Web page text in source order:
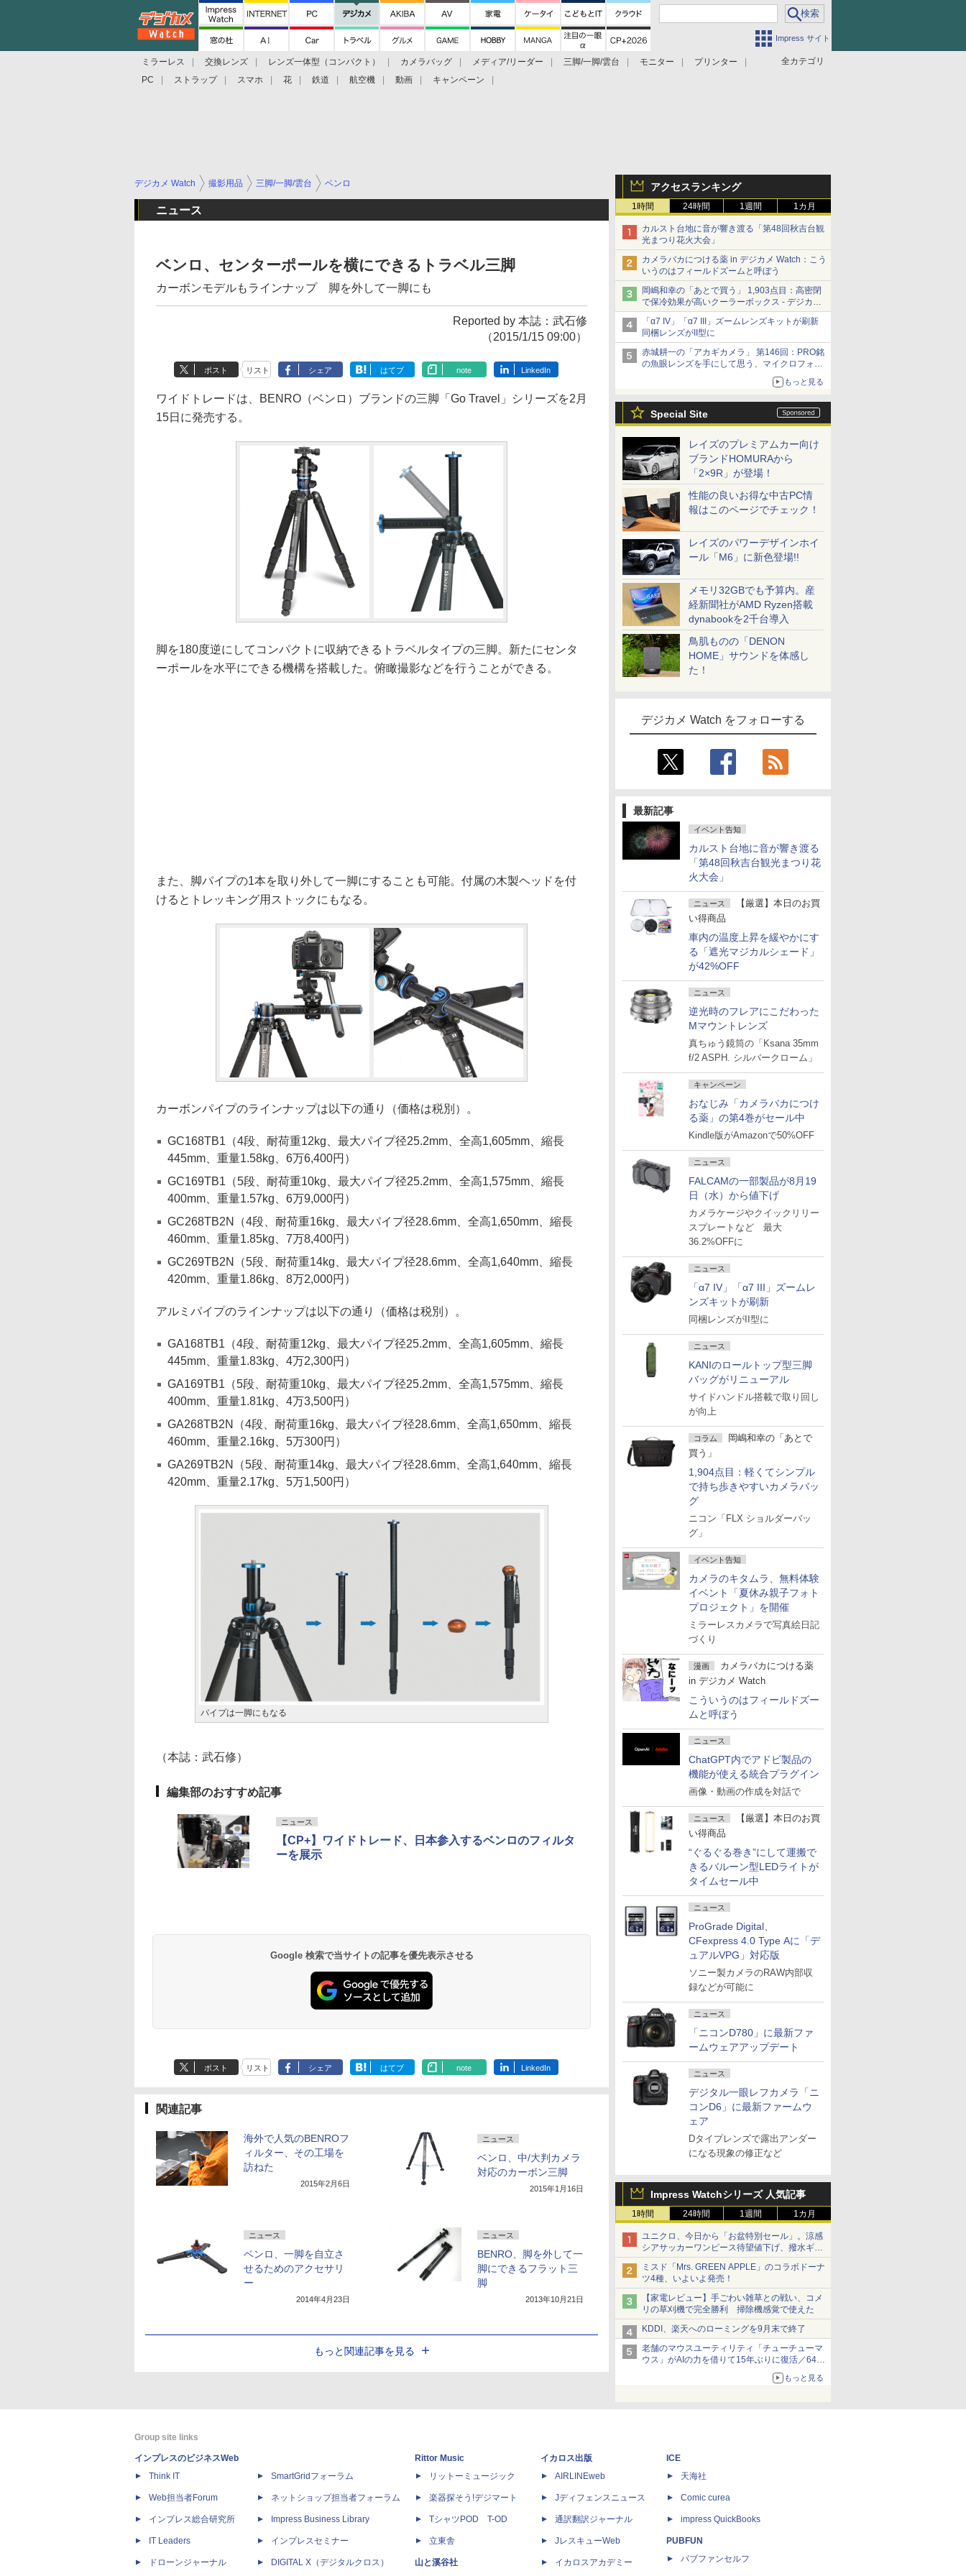
Impress サイト
全カテゴリ
ミラーレス 交換レンズ レンズ一体型（コンパクト） カメラバッグ メディア/リーダー 三脚/一脚/雲台 モニター
プリンター
PC
ストラップ スマホ 花 鉄道 航空機 動画 キャンペーン
アクセスランキング
1時間 24時間 1週間 1カ月
カルスト台地に音が響き渡る「第48回秋吉台観
光まつり花火大会」
カメラバカにつける薬 in デジカメ Watch：こう
いうのはフィールドズームと呼ぼう
岡嶋和幸の「あとで買う」 1,903点目：高密閉
で保冷効果が高いクーラーボックス - デジカメ
Watch
「α7 IV」「α7 III」ズームレンズキットが刷新
同梱レンズがII型に
赤城耕一の「アカギカメラ」 第146回：PRO銘
の魚眼レンズを手にして思う、マイクロフォー
もっと見る
Special Site
レイズのプレミアムカー向け
ブランドHOMURAから
「2×9R」が登場！
性能の良いお得な中古PC情
報はこのページでチェック！
レイズのパワーデザインホイ
ール「M6」に新色登場!!
メモリ32GBでも予算内。産
経新聞社がAMD Ryzen搭載
dynabookを2千台導入
鳥肌ものの「DENON
HOME」サウンドを体感し
た！
デジカメ Watch をフォローする
最新記事
イベント告知
カルスト台地に音が響き渡る
「第48回秋吉台観光まつり花
火大会」
ニュース
【厳選】本日のお買
い得商品
車内の温度上昇を緩やかにす
る「遮光マジカルシェード」
が42%OFF
ニュース
逆光時のフレアにこだわった
Mマウントレンズ
真ちゅう鏡筒の「Ksana 35mm
f/2 ASPH. シルバークローム」
キャンペーン
おなじみ「カメラバカにつけ
る薬」の第4巻がセール中
Kindle版がAmazonで50%OFF
ニュース
FALCAMの一部製品が8月19
日（水）から値下げ
カメラケージやクイックリリー
スプレートなど 最大
36.2%OFFに
ニュース
「α7 IV」「α7 III」ズームレ
ンズキットが刷新
同梱レンズがII型に
ニュース
KANIのロールトップ型三脚
バッグがリニューアル
サイドハンドル搭載で取り回し
が向上
コラム
岡嶋和幸の「あとで
買う」
1,904点目：軽くてシンプル
で持ち歩きやすいカメラバッ
グ
ニコン「FLX ショルダーバッ
グ」
イベント告知
カメラのキタムラ、無料体験
イベント「夏休み親子フォト
プロジェクト」を開催
ミラーレスカメラで写真絵日記
づくり
漫画
カメラバカにつける薬
in デジカメ Watch
こういうのはフィールドズー
ムと呼ぼう
ニュース
ChatGPT内でアドビ製品の
機能が使える統合プラグイン
画像・動画の作成を対話で
ニュース
【厳選】本日のお買
い得商品
“ぐるぐる巻き”にして運搬で
きるバルーン型LEDライトが
タイムセール中
ニュース
ProGrade Digital、
CFexpress 4.0 Type Aに「デ
ュアルVPG」対応版
ソニー製カメラのRAW内部収
録などが可能に
ニュース
「ニコンD780」に最新ファ
ームウェアアップデート
ニュース
デジタル一眼レフカメラ「ニ
コンD6」に最新ファームウ
ェア
Dタイプレンズで露出アンダー
になる現象の修正など
Impress Watchシリーズ 人気記事
1時間 24時間 1週間 1カ月
ユニクロ、今日から「お盆特別セール」。涼感
シアサッカーワンピース待望値下げ、撥水ギア
ショーツは1990円に
ミスド「Mrs. GREEN APPLE」のコラボドーナ
ツ4種、いよいよ発売！
【家電レビュー】手ごわい雑草との戦い、コメ
リの草刈機で完全勝利 掃除機感覚で使えた
KDDI、楽天へのローミングを9月末で終了
老舗のマウスユーティリティ「チューチューマ
ウス」がAIの力を借りて15年ぶりに復活／64bit
化、Windows 10/11、「Chrome」も走り回
る。復活記念で2026年末まで500円
もっと見る
デジカメ Watch 撮影用品 三脚/一脚/雲台 ベンロ
ニュース
ベンロ、センターポールを横にできるトラベル三脚
カーボンモデルもラインナップ 脚を外して一脚にも
Reported by 本誌：武石修
（2015/1/15 09:00）
ポスト リスト シェア はてブ note LinkedIn
ワイドトレードは、BENRO（ベンロ）ブランドの三脚「Go Travel」シリーズを2月
15日に発売する。
脚を180度逆にしてコンパクトに収納できるトラベルタイプの三脚。新たにセンタ
ーポールを水平にできる機構を搭載した。俯瞰撮影などを行うことができる。
また、脚パイプの1本を取り外して一脚にすることも可能。付属の木製ヘッドを付
けるとトレッキング用ストックにもなる。
カーボンパイプのラインナップは以下の通り（価格は税別）。
GC168TB1（4段、耐荷重12kg、最大パイプ径25.2mm、全高1,605mm、縮長
445mm、重量1.58kg、6万6,400円）
GC169TB1（5段、耐荷重10kg、最大パイプ径25.2mm、全高1,575mm、縮長
400mm、重量1.57kg、6万9,000円）
GC268TB2N（4段、耐荷重16kg、最大パイプ径28.6mm、全高1,650mm、縮長
460mm、重量1.85kg、7万8,400円）
GC269TB2N（5段、耐荷重14kg、最大パイプ径28.6mm、全高1,640mm、縮長
420mm、重量1.86kg、8万2,000円）
アルミパイプのラインナップは以下の通り（価格は税別）。
GA168TB1（4段、耐荷重12kg、最大パイプ径25.2mm、全高1,605mm、縮長
445mm、重量1.83kg、4万2,300円）
GA169TB1（5段、耐荷重10kg、最大パイプ径25.2mm、全高1,575mm、縮長
400mm、重量1.81kg、4万3,500円）
GA268TB2N（4段、耐荷重16kg、最大パイプ径28.6mm、全高1,650mm、縮長
460mm、重量2.16kg、5万300円）
GA269TB2N（5段、耐荷重14kg、最大パイプ径28.6mm、全高1,640mm、縮長
420mm、重量2.17kg、5万1,500円）
パイプは一脚にもなる
（本誌：武石修）
編集部のおすすめ記事
ニュース
【CP+】ワイドトレード、日本参入するベンロのフィルタ
ーを展示
Google 検索で当サイトの記事を優先表示させる
ポスト リスト シェア はてブ note LinkedIn
関連記事
海外で人気のBENROフ
ィルター、その工場を
訪ねた
2015年2月6日
ニュース
ベンロ、中/大判カメラ
対応のカーボン三脚
2015年1月16日
ニュース
ベンロ、一脚を自立さ
せるためのアクセサリ
ー
2014年4月23日
ニュース
BENRO、脚を外して一
脚にできるフラット三
脚
2013年10月21日
もっと関連記事を見る
Group site links
インプレスのビジネスWeb
Think IT
Web担当者Forum
インプレス総合研究所
IT Leaders
ドローンジャーナル
SmartGridフォーラム
ネットショップ担当者フォーラム
Impress Business Library
インプレスセミナー
DIGITAL X（デジタルクロス）
Rittor Music
リットーミュージック
楽器探そう!デジマート
TシャツPOD T-OD
立東舎
山と溪谷社
イカロス出版
AIRLINEweb
Jディフェンスニュース
通訳翻訳ジャーナル
JレスキューWeb
イカロスアカデミー
ICE
天海社
Comic curea
impress QuickBooks
PUBFUN
パブファンセルフ